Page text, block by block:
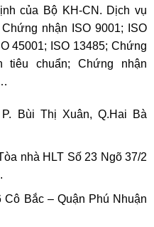
của Bộ KH-CN. Dịch vụ
nhận ISO 9001; ISO
45001; ISO 13485; Chứng
tiêu chuẩn; Chứng nhận
Bùi Thị Xuân, Q.Hai Bà
nhà HLT Số 23 Ngõ 37/2
Bắc – Quận Phú Nhuận